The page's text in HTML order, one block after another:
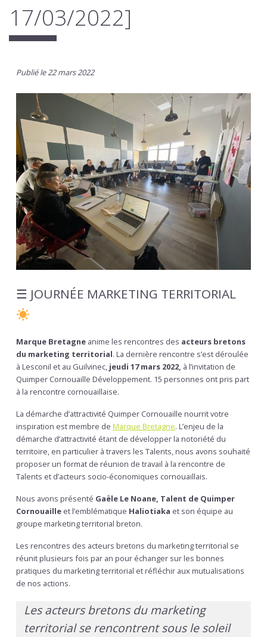
17/03/2022]
Publié le 22 mars 2022
☰ JOURNÉE MARKETING TERRITORIAL
Marque Bretagne anime les rencontres des acteurs bretons
du marketing territorial. La dernière rencontre s’est déroulée
à Lesconil et au Guilvinec, jeudi 17 mars 2022, à l’invitation de
Quimper Cornouaille Développement. 15 personnes ont pris part
à la rencontre cornouaillaise.
La démarche d’attractivité Quimper Cornouaille nourrit votre
inspiration est membre de Marque Bretagne. L’enjeu de la
démarche d’attractivité étant de développer la notoriété du
territoire, en particulier à travers les Talents, nous avons souhaité
proposer un format de réunion de travail à la rencontre de
Talents et d’acteurs socio-économiques cornouaillais.
Nous avons présenté Gaële Le Noane, Talent de Quimper
Cornouaille et l’emblématique Haliotiaka et son équipe au
groupe marketing territorial breton.
Les rencontres des acteurs bretons du marketing territorial se
réunit plusieurs fois par an pour échanger sur les bonnes
pratiques du marketing territorial et réfléchir aux mutualisations
de nos actions.
Les acteurs bretons du marketing
territorial se rencontrent sous le soleil